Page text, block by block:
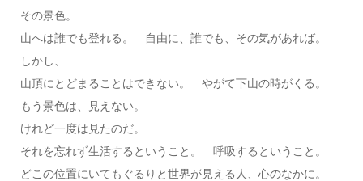
その景色。
山へは誰でも登れる。 自由に、誰でも、その気があれば。
しかし、
山頂にとどまることはできない。 やがて下山の時がくる。
もう景色は、見えない。
けれど一度は見たのだ。
それを忘れず生活するということ。 呼吸するということ。
どこの位置にいてもぐるりと世界が見える人、心のなかに。